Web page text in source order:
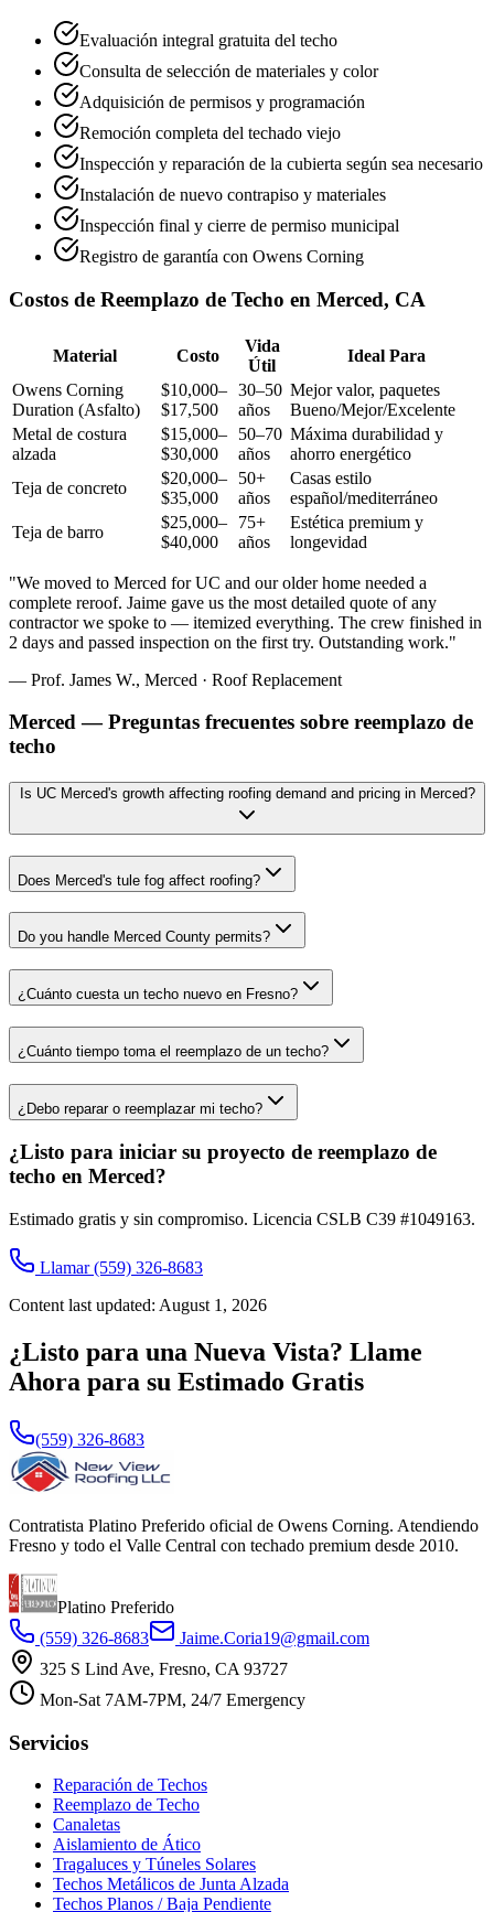
Evaluación integral gratuita del techo
Consulta de selección de materiales y color
Adquisición de permisos y programación
Remoción completa del techado viejo
Inspección y reparación de la cubierta según sea necesario
Instalación de nuevo contrapiso y materiales
Inspección final y cierre de permiso municipal
Registro de garantía con Owens Corning
Costos de Reemplazo de Techo en Merced, CA
Material Costo
Vida
Útil
Ideal Para
Owens Corning
Duration (Asfalto)
$10,000–
$17,500
30–50
años
Mejor valor, paquetes
Bueno/Mejor/Excelente
Metal de costura
alzada
$15,000–
$30,000
50–70
años
Máxima durabilidad y
ahorro energético
Teja de concreto
$20,000–
$35,000
50+
años
Casas estilo
español/mediterráneo
Teja de barro
$25,000–
$40,000
75+
años
Estética premium y
longevidad
"We moved to Merced for UC and our older home needed a
complete reroof. Jaime gave us the most detailed quote of any
contractor we spoke to — itemized everything. The crew finished in
2 days and passed inspection on the first try. Outstanding work."
— Prof. James W., Merced · Roof Replacement
Merced — Preguntas frecuentes sobre reemplazo de
techo
Is UC Merced's growth affecting roofing demand and pricing in Merced?
Does Merced's tule fog affect roofing?
Do you handle Merced County permits?
¿Cuánto cuesta un techo nuevo en Fresno?
¿Cuánto tiempo toma el reemplazo de un techo?
¿Debo reparar o reemplazar mi techo?
¿Listo para iniciar su proyecto de reemplazo de
techo en Merced?
Estimado gratis y sin compromiso. Licencia CSLB C39 #1049163.
Llamar (559) 326-8683
Content last updated: August 1, 2026
¿Listo para una Nueva Vista? Llame
Ahora para su Estimado Gratis
(559) 326-8683
Contratista Platino Preferido oficial de Owens Corning. Atendiendo
Fresno y todo el Valle Central con techado premium desde 2010.
Platino Preferido
(559) 326-8683
Jaime.Coria19@gmail.com
325 S Lind Ave, Fresno, CA 93727
Mon-Sat 7AM-7PM, 24/7 Emergency
Servicios
Reparación de Techos
Reemplazo de Techo
Canaletas
Aislamiento de Ático
Tragaluces y Túneles Solares
Techos Metálicos de Junta Alzada
Techos Planos / Baja Pendiente